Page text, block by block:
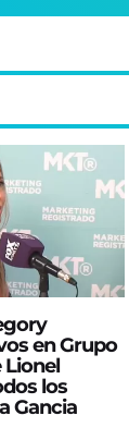
en Grupo
Lionel
los
Gancia